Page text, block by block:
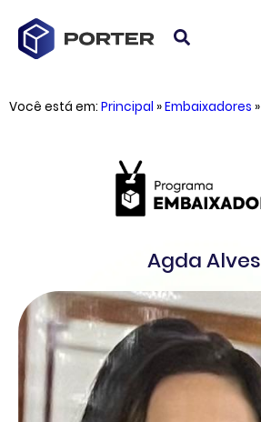
Você está em: Principal »Embaixadores »
Agda Alves